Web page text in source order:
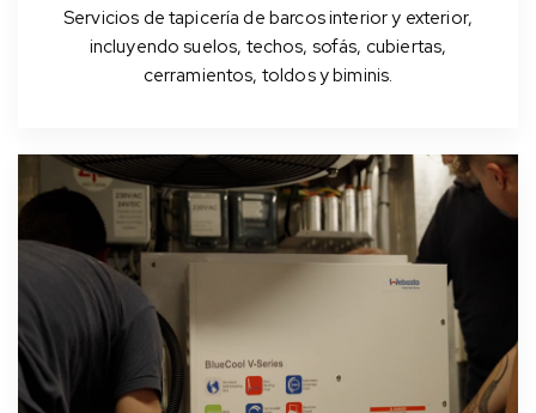
Servicios de tapicería de barcos interior y exterior,
incluyendo suelos, techos, sofás, cubiertas,
cerramientos, toldos y biminis.